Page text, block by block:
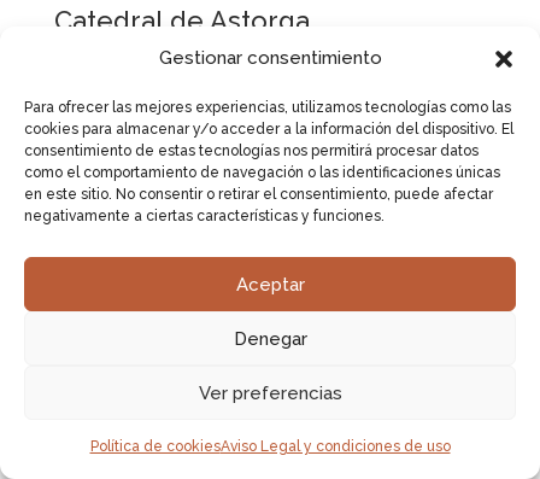
Gestionar consentimiento
Para ofrecer las mejores experiencias, utilizamos tecnologías como las
cookies para almacenar y/o acceder a la información del dispositivo. El
consentimiento de estas tecnologías nos permitirá procesar datos
como el comportamiento de navegación o las identificaciones únicas
en este sitio. No consentir o retirar el consentimiento, puede afectar
negativamente a ciertas características y funciones.
Aceptar
Denegar
Ver preferencias
Política de cookiesAviso Legal y condiciones de uso
Catedral de Astorga
Catedral de Astorga